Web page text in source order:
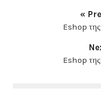
«
Eshop
Eshop